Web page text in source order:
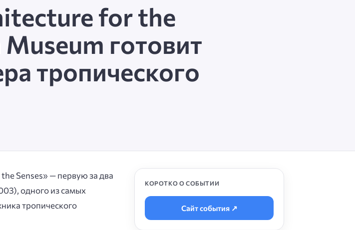
for the
готовит
тропического
Senses» — первую за два
одного из самых
тропического
КОРОТКО О СОБЫТИИ
Сайт события ↗